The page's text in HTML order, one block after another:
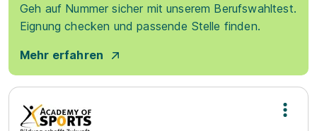
Geh auf Nummer sicher mit unserem Berufswahltest.
Eignung checken und passende Stelle finden.
Mehr erfahren